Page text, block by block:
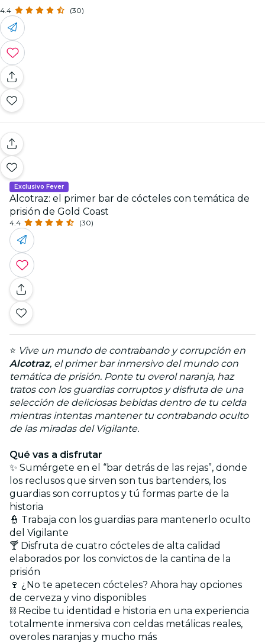
4.4 (30)
Exclusivo Fever
Alcotraz: el primer bar de cócteles con temática de
prisión de Gold Coast
4.4 (30)
⭐ Vive un mundo de contrabando y corrupción en
Alcotraz, el primer bar inmersivo del mundo con
temática de prisión. Ponte tu overol naranja, haz
tratos con los guardias corruptos y disfruta de una
selección de deliciosas bebidas dentro de tu celda
mientras intentas mantener tu contrabando oculto
de las miradas del Vigilante.
Qué vas a disfrutar
✨ Sumérgete en el “bar detrás de las rejas”, donde
los reclusos que sirven son tus bartenders, los
guardias son corruptos y tú formas parte de la
historia
👮 Trabaja con los guardias para mantenerlo oculto
del Vigilante
🍸 Disfruta de cuatro cócteles de alta calidad
elaborados por los convictos de la cantina de la
prisión
🍷 ¿No te apetecen cócteles? Ahora hay opciones
de cerveza y vino disponibles
⛓️ Recibe tu identidad e historia en una experiencia
totalmente inmersiva con celdas metálicas reales,
overoles naranjas y mucho más